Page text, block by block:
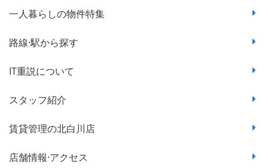
一人暮らしの物件特集
路線·駅から探す
IT重説について
スタッフ紹介
賃貸管理の北白川店
店舗情報·アクセス